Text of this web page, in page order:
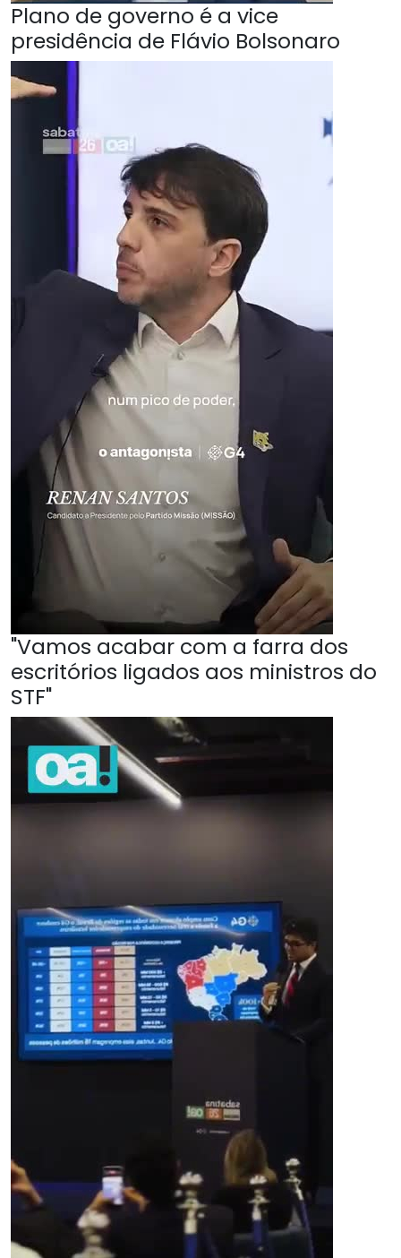
Plano de governo é a vice
presidência de Flávio Bolsonaro
"Vamos acabar com a farra dos
escritórios ligados aos ministros do
STF"